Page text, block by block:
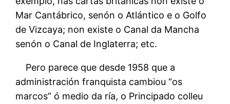
Mar Cantábrico, senón o Atlántico e o Golfo
de Vizcaya; non existe o Canal da Mancha
senón o Canal de Inglaterra; etc.
Pero parece que desde 1958 que a
administración franquista cambiou “os
marcos” ó medio da ría, o Principado colleu